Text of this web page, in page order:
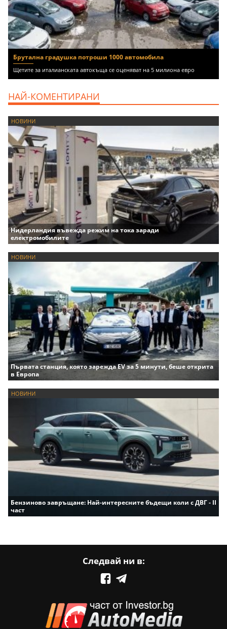
Брутална градушка потроши 1000 автомобила
Щетите за италианската автокъща се оценяват на 5 милиона евро
НАЙ-КОМЕНТИРАНИ
НОВИНИ
Нидерландия въвежда режим на тока заради
електромобилите
НОВИНИ
Първата станция, която зарежда EV за 5 минути, беше открита
в Европа
НОВИНИ
Бензиново завръщане: Най-интересните бъдещи коли с ДВГ - II
част
Следвай ни в: